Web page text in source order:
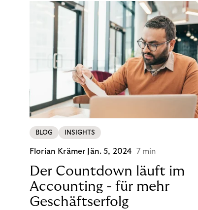
BLOG INSIGHTS
Florian Krämer Jän. 5, 2024 7 min
Der Countdown läuft im
Accounting - für mehr
Geschäftserfolg